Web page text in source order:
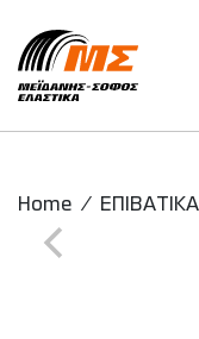
Main
Home / ΕΠΙΒΑΤΙΚΑ